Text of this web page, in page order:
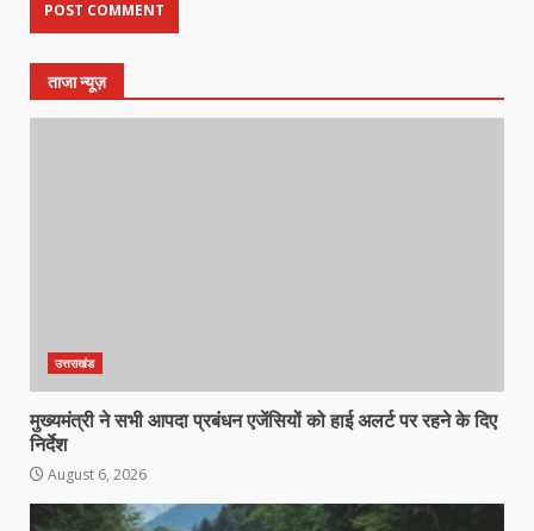
ताजा न्यूज़
उत्तराखंड
मुख्यमंत्री ने सभी आपदा प्रबंधन एजेंसियों को हाई अलर्ट पर रहने के दिए
निर्देश
August 6, 2026